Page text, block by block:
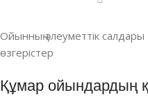
Ойынның әлеуметтік
өзгерістер
Құмар ойындардың